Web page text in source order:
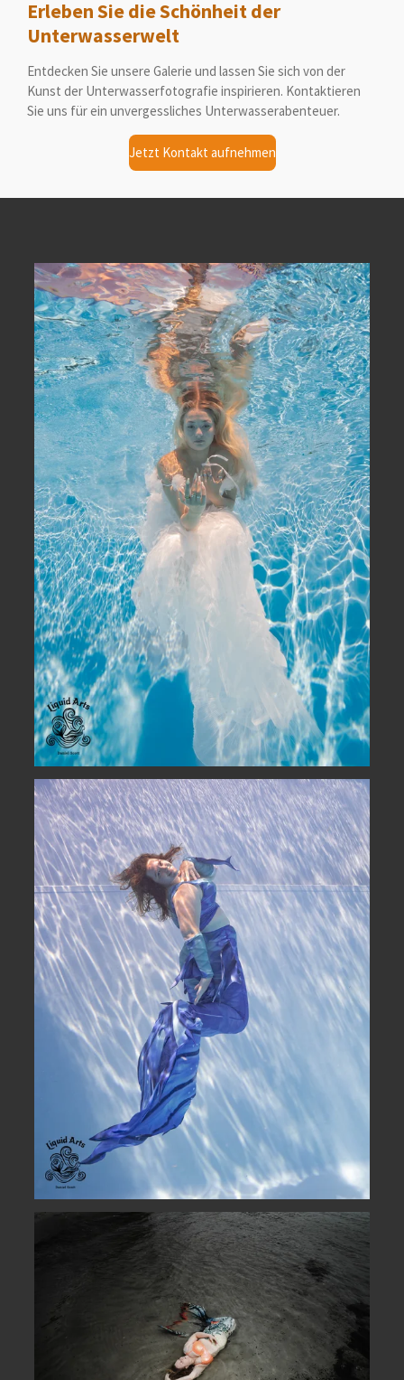
t
a
g
a
m
Erleben Sie die Schönheit der
Unterwasserwelt
Entdecken Sie unsere Galerie und lassen Sie sich von der
Kunst der Unterwasserfotografie inspirieren. Kontaktieren
Sie uns für ein unvergessliches Unterwasserabenteuer.
Jetzt Kontakt aufnehmen